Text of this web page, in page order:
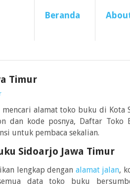
Beranda
Timur
mencari alamat toko buku di Kota
dan kode posnya, Daftar Toko
untuk pembaca sekalian.
Sidoarjo Jawa Timur
lengkap dengan alamat jalan,
data toko buku